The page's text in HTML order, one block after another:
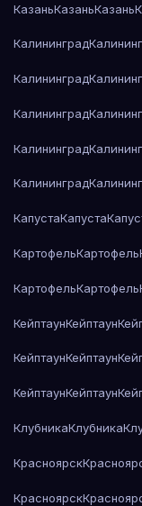
КазаньКазаньКазань
Калининград
Калининград
Калининград
Калининград
Калининград
КапустаКапуста
КартофельКартофель
КартофельКартофель
КейптаунКейптаун
КейптаунКейптаун
КейптаунКейптаун
КлубникаКлубника
Красноярск
Красноярск